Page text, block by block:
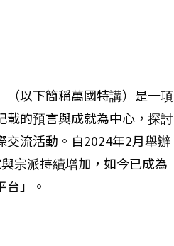
（以下簡稱萬國特講）是一項
載的預言與成就為中心，探討
交流活動。自2024年2月舉辦
宗派持續增加，如今已成為
台」。